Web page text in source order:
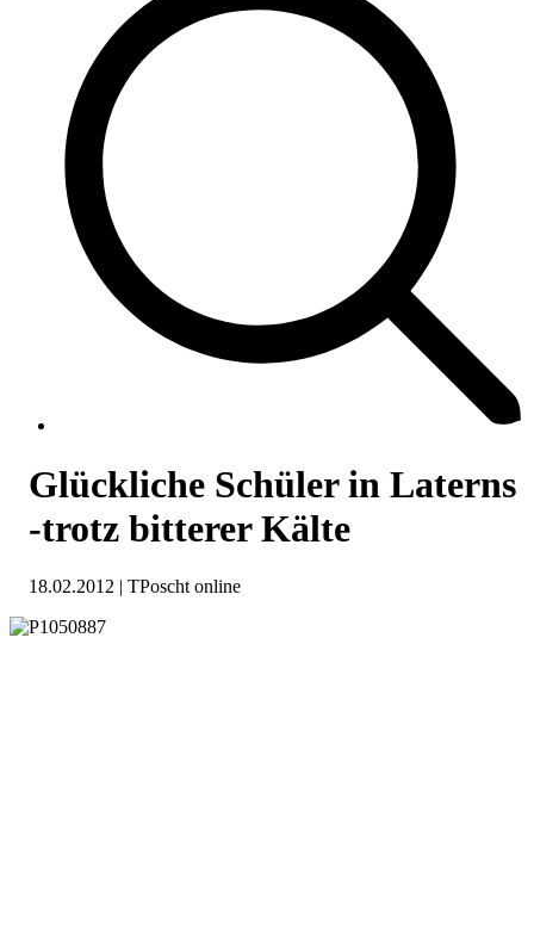
Glückliche Schüler in Laterns
-trotz bitterer Kälte
18.02.2012 | TPoscht online